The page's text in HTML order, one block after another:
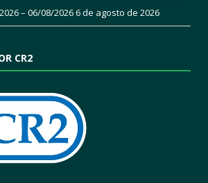
– 06/08/20266 de agosto de 2026
CR2